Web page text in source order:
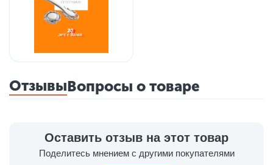
ОтзывыВопросы о товаре
Оставить отзыв на этот товар
Поделитесь мнением с другими покупателями